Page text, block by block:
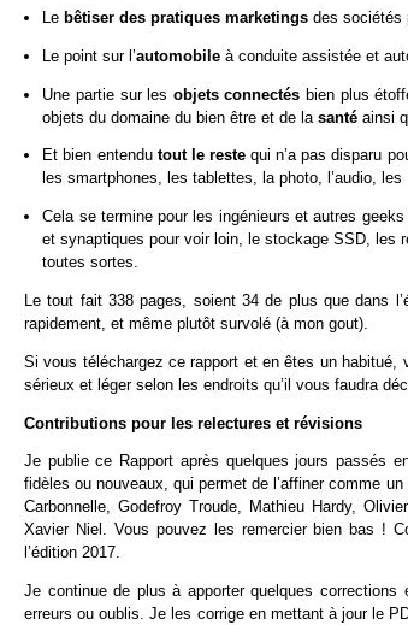
Le bêtiser des pratiques marketingsdes sociétés
Le point sur l’automobileà conduite assistée et
Une partie sur les objets connectés bien plus
objets du domaine du bien être et de lasanté ainsi
Et bien entendu tout le restequi n’a pas disparu
les smartphones, les tablettes, la photo, l’audio,
Cela se termine pour les ingénieurs et autres
et synaptiques pour voir loin, le stockage SSD, les
toutes sortes.
Le tout fait 338 pages, soient 34 de plus que dans
rapidement, et même plutôt survolé (à mon gout).
Si vous téléchargez ce rapport et en êtes un
sérieux et léger selon les endroits qu’il vous faudra
Contributions pour les relectures et révisions
Je publie ce Rapport après quelques jours passés
fidèles ou nouveaux, qui permet de l’affiner comme
Carbonnelle, Godefroy Troude, Mathieu Hardy,
Xavier Niel. Vous pouvez les remercier bien bas !
l’édition 2017.
Je continue de plus à apporter quelques
erreurs ou oublis. Je les corrige en mettant à jour le